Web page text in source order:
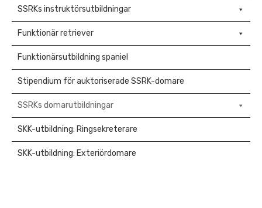
SSRKs instruktörsutbildningar
Funktionär retriever
Funktionärsutbildning spaniel
Stipendium för auktoriserade SSRK-domare
SSRKs domarutbildningar
SKK-utbildning: Ringsekreterare
SKK-utbildning: Exteriördomare